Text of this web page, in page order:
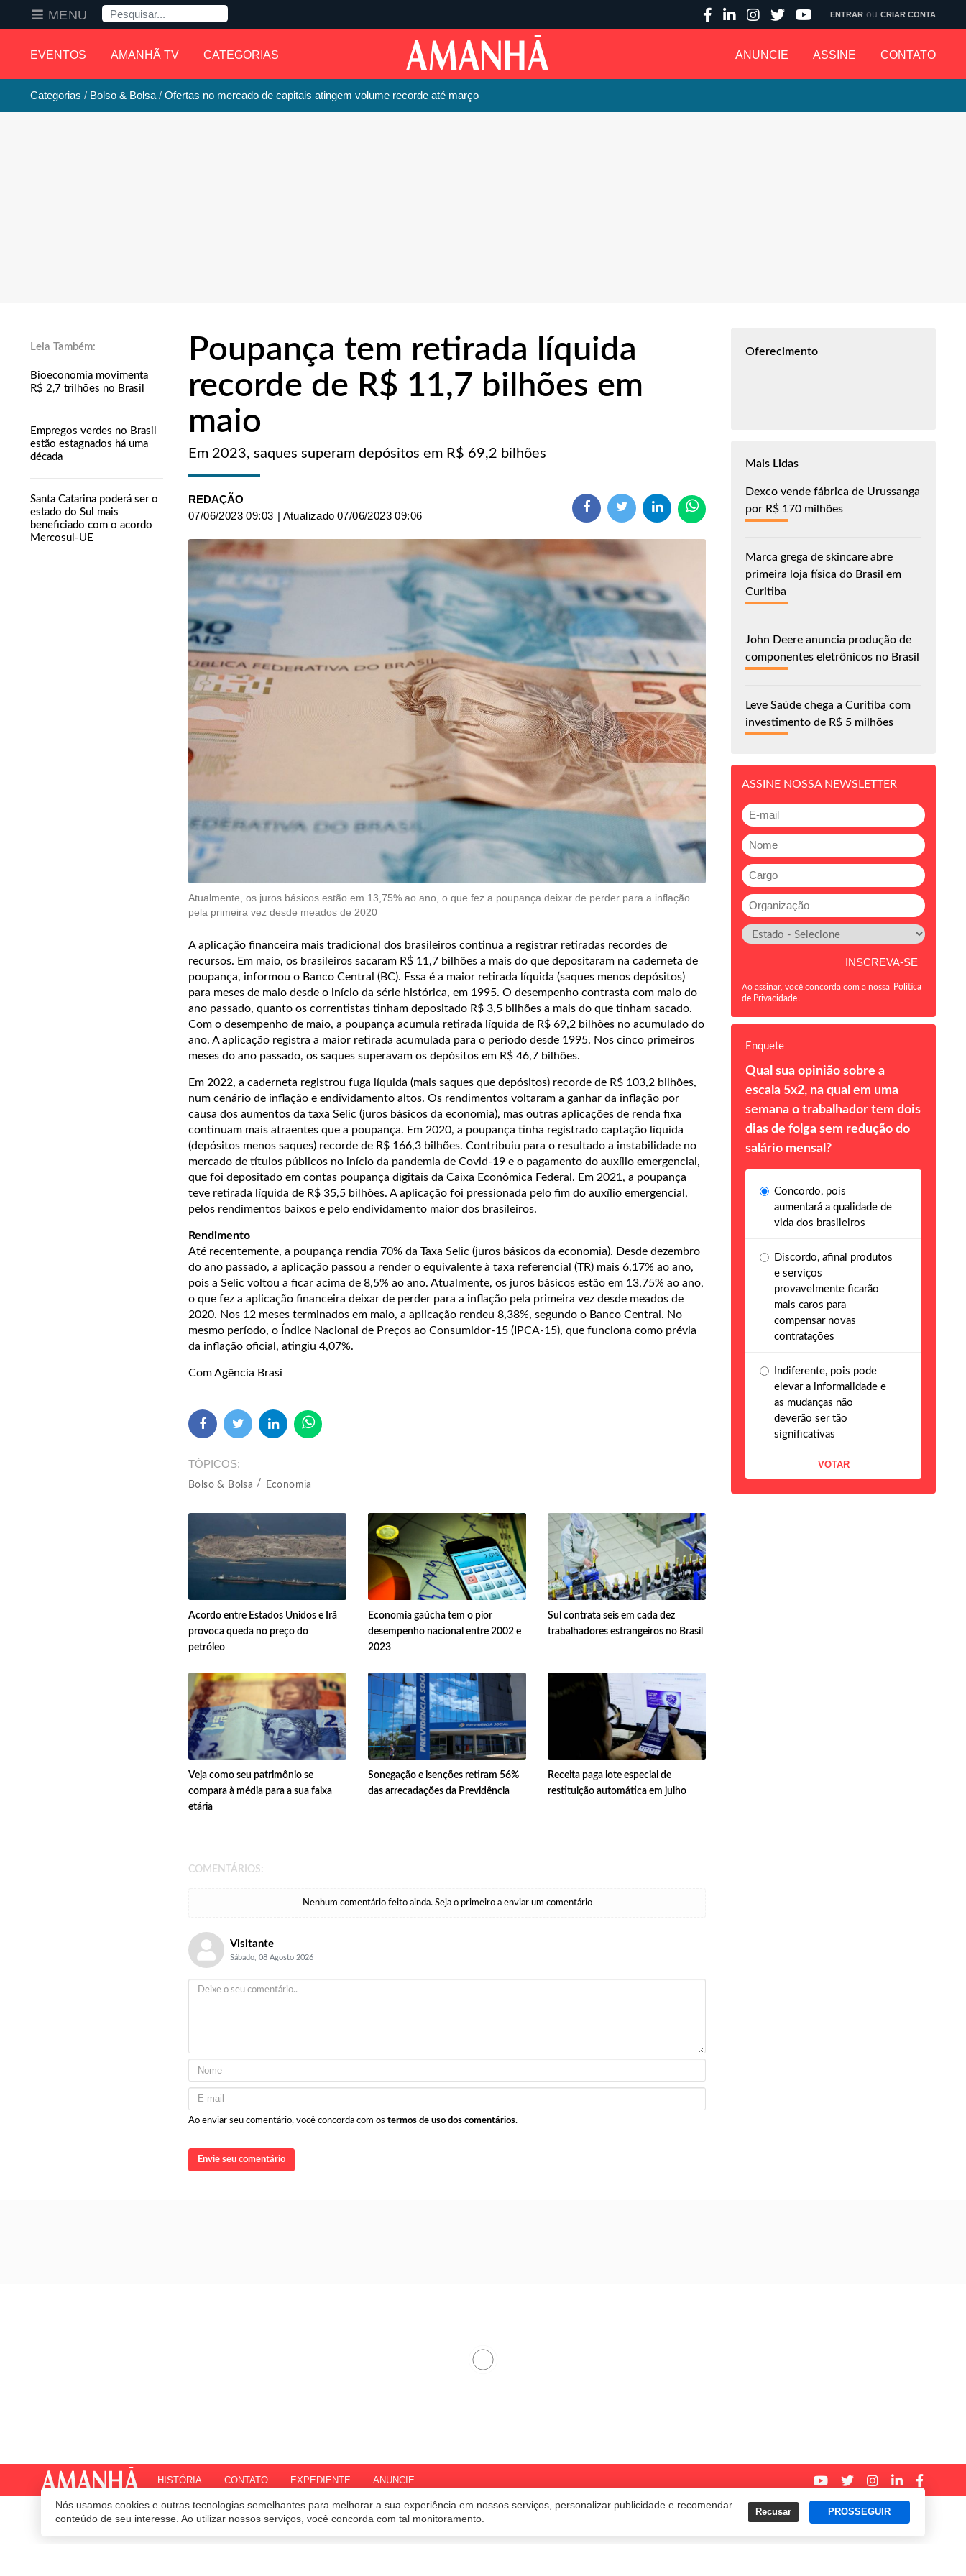
EVENTOS AMANHÃ TV CATEGORIAS ANUNCIE ASSINE CONTATO
MENU Pesquisa ENTRAR ou CRIAR CONTA
Nós usamos cookies e outras tecnologias semelhantes para melhorar a sua experiência em nossos serviços, personalizar publicidade e recomendar
conteúdo de seu interesse. Ao utilizar nossos serviços, você concorda com tal monitoramento.
Recusar PROSSEGUIR
Categorias Bolso & Bolsa Ofertas no mercado de capitais atingem volume recorde até março
Bioeconomia movimenta
R$ 2,7 trilhões no Brasil
Empregos verdes no Brasil
estão estagnados há uma
década
Santa Catarina poderá ser o
estado do Sul mais
beneficiado com o acordo
Mercosul-UE
Poupança tem retirada líquida
recorde de R$ 11,7 bilhões em
maio
Em 2023, saques superam depósitos em R$ 69,2 bilhões
REDAÇÃO
07/06/2023 09:03 | Atualizado 07/06/2023 09:06
Atualmente, os juros básicos estão em 13,75% ao ano, o que fez a poupança deixar de perder para a inflação
pela primeira vez desde meados de 2020
A aplicação financeira mais tradicional dos brasileiros continua a registrar retiradas recordes de
recursos. Em maio, os brasileiros sacaram R$ 11,7 bilhões a mais do que depositaram na caderneta de
poupança, informou o Banco Central (BC). Essa é a maior retirada líquida (saques menos depósitos)
para meses de maio desde o início da série histórica, em 1995. O desempenho contrasta com maio do
ano passado, quanto os correntistas tinham depositado R$ 3,5 bilhões a mais do que tinham sacado.
Com o desempenho de maio, a poupança acumula retirada líquida de R$ 69,2 bilhões no acumulado do
ano. A aplicação registra a maior retirada acumulada para o período desde 1995. Nos cinco primeiros
meses do ano passado, os saques superavam os depósitos em R$ 46,7 bilhões.
Em 2022, a caderneta registrou fuga líquida (mais saques que depósitos) recorde de R$ 103,2 bilhões,
num cenário de inflação e endividamento altos. Os rendimentos voltaram a ganhar da inflação por
causa dos aumentos da taxa Selic (juros básicos da economia), mas outras aplicações de renda fixa
continuam mais atraentes que a poupança. Em 2020, a poupança tinha registrado captação líquida
(depósitos menos saques) recorde de R$ 166,3 bilhões. Contribuiu para o resultado a instabilidade no
mercado de títulos públicos no início da pandemia de Covid-19 e o pagamento do auxílio emergencial,
que foi depositado em contas poupança digitais da Caixa Econômica Federal. Em 2021, a poupança
teve retirada líquida de R$ 35,5 bilhões. A aplicação foi pressionada pelo fim do auxílio emergencial,
pelos rendimentos baixos e pelo endividamento maior dos brasileiros.
Rendimento
Até recentemente, a poupança rendia 70% da Taxa Selic (juros básicos da economia). Desde dezembro
do ano passado, a aplicação passou a render o equivalente à taxa referencial (TR) mais 6,17% ao ano,
pois a Selic voltou a ficar acima de 8,5% ao ano. Atualmente, os juros básicos estão em 13,75% ao ano,
o que fez a aplicação financeira deixar de perder para a inflação pela primeira vez desde meados de
2020. Nos 12 meses terminados em maio, a aplicação rendeu 8,38%, segundo o Banco Central. No
mesmo período, o Índice Nacional de Preços ao Consumidor-15 (IPCA-15), que funciona como prévia
da inflação oficial, atingiu 4,07%.
Com Agência Brasi
TÓPICOS
Bolso & Bolsa Economia
Acordo entre Estados Unidos e Irã
provoca queda no preço do
petróleo
Economia gaúcha tem o pior
desempenho nacional entre 2002 e
2023
Sul contrata seis em cada dez
trabalhadores estrangeiros no Brasil
Veja como seu patrimônio se
compara à média para a sua faixa
etária
Sonegação e isenções retiram 56%
das arrecadações da Previdência
Receita paga lote especial de
restituição automática em julho
COMENTÁRIOS:
Nenhum comentário feito ainda. Seja o primeiro a enviar um comentário
Visitante
Sábado, 08 Agosto 2026
Ao enviar seu comentário, você concorda com os termos de uso dos comentários.
Envie seu comentário
Oferecimento
Mais Lidas
Dexco vende fábrica de Urussanga
por R$ 170 milhões
Marca grega de skincare abre
primeira loja física do Brasil em
Curitiba
John Deere anuncia produção de
componentes eletrônicos no Brasil
Leve Saúde chega a Curitiba com
investimento de R$ 5 milhões
ASSINE NOSSA NEWSLETTER
Ao assinar, você concorda com a nossa Política
de Privacidade
Enquete
Qual sua opinião sobre a
escala 5x2, na qual em uma
semana o trabalhador tem dois
dias de folga sem redução do
salário mensal?
Concordo, pois
aumentará a qualidade de
vida dos brasileiros
Discordo, afinal produtos
e serviços
provavelmente ficarão
mais caros para
compensar novas
contratações
Indiferente, pois pode
elevar a informalidade e
as mudanças não
deverão ser tão
significativas
HISTÓRIA CONTATO EXPEDIENTE ANUNCIE
© 2020 Revista Amanhã. Todos os direitos reservados.Desenvolvido por Termos e Políticas de Uso Privacidade